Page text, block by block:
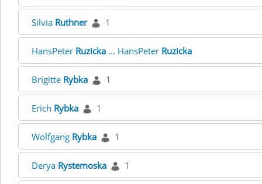
Silvia Ruthner 1
HansPeter Ruzicka ... HansPeter Ruzicka
Brigitte Rybka 1
Erich Rybka 1
Wolfgang Rybka 1
Derya Rystemoska 1